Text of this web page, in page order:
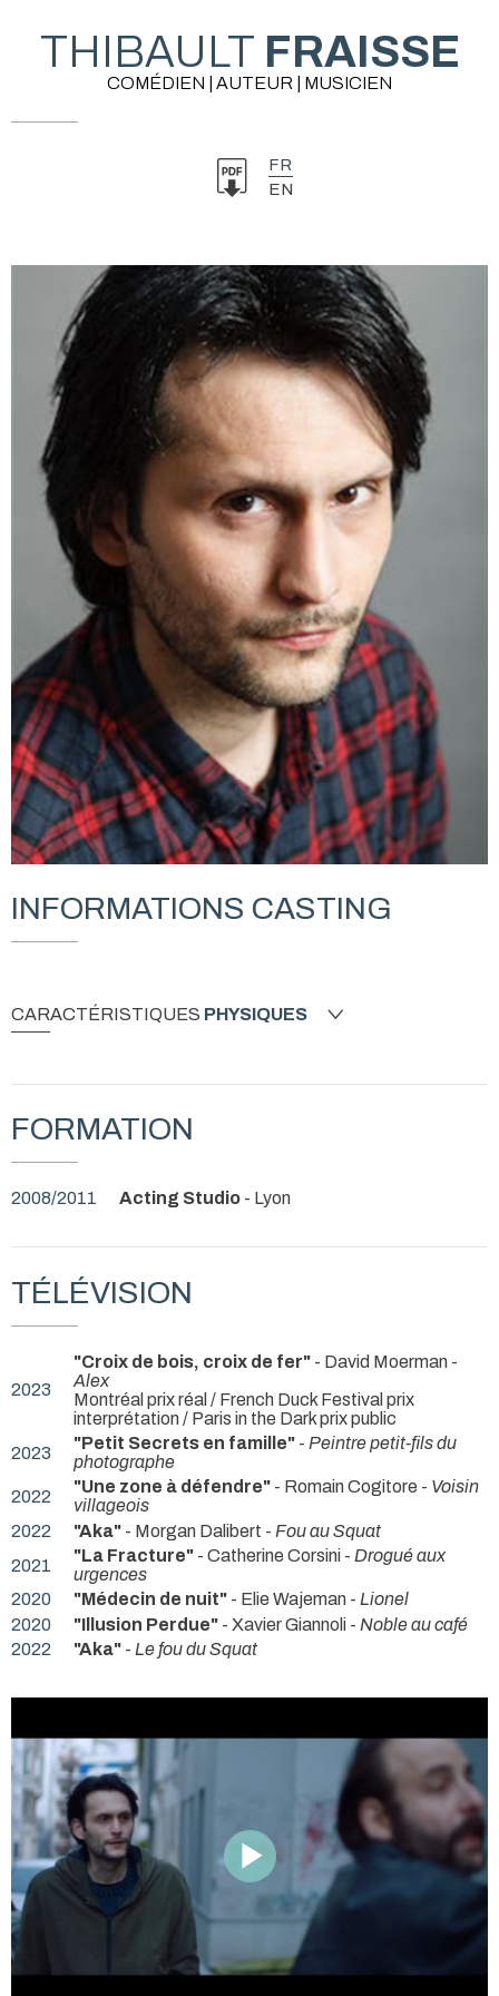
THIBAULT FRAISSE
COMÉDIEN | AUTEUR | MUSICIEN
FR
EN
INFORMATIONS CASTING
CARACTÉRISTIQUES PHYSIQUES
FORMATION
2008/2011 Acting Studio - Lyon
TÉLÉVISION
2023
"Croix de bois, croix de fer" - David Moerman -
Alex
Montréal prix réal / French Duck Festival prix
interprétation / Paris in the Dark prix public
2023
"Petit Secrets en famille" - Peintre petit-fils du
photographe
2022
"Une zone à défendre" - Romain Cogitore - Voisin
villageois
2022
"Aka" - Morgan Dalibert - Fou au Squat
2021
"La Fracture" - Catherine Corsini - Drogué aux
urgences
2020
"Médecin de nuit" - Elie Wajeman - Lionel
2020
"Illusion Perdue" - Xavier Giannoli - Noble au café
2022
"Aka" - Le fou du Squat